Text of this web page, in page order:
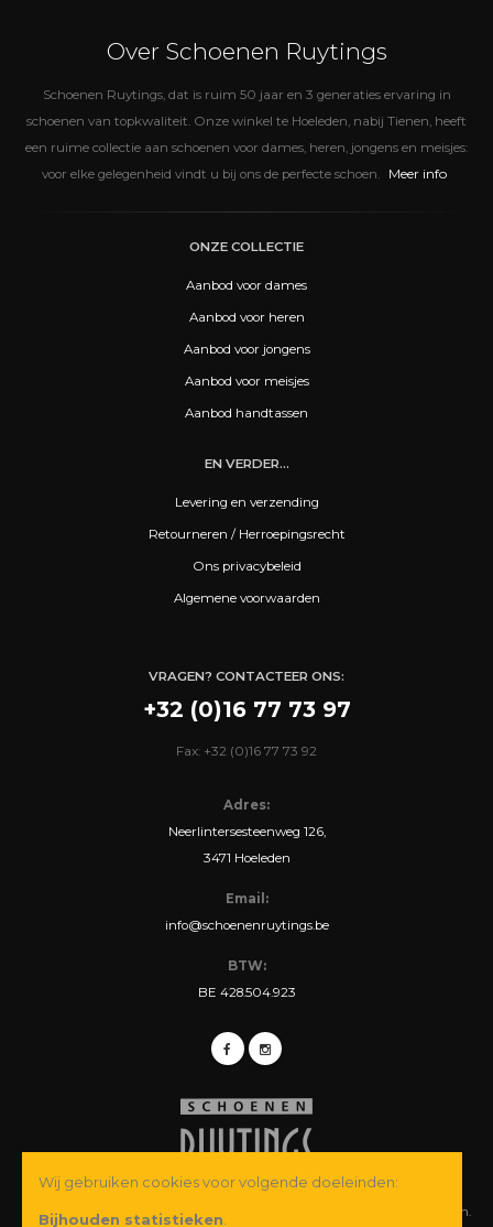
Over Schoenen Ruytings
Schoenen Ruytings, dat is ruim 50 jaar en 3 generaties ervaring in
schoenen van topkwaliteit. Onze winkel te Hoeleden, nabij Tienen, heeft
een ruime collectie aan schoenen voor dames, heren, jongens en meisjes:
voor elke gelegenheid vindt u bij ons de perfecte schoen.
Meer info
ONZE COLLECTIE
Aanbod voor dames
Aanbod voor heren
Aanbod voor jongens
Aanbod voor meisjes
Aanbod handtassen
EN VERDER...
Levering en verzending
Retourneren / Herroepingsrecht
Ons privacybeleid
Algemene voorwaarden
VRAGEN? CONTACTEER ONS:
+32 (0)16 77 73 97
Fax: +32 (0)16 77 73 92
Adres:
Neerlintersesteenweg 126,
3471 Hoeleden
Email:
info@schoenenruytings.be
BTW:
BE 428.504.923
© Copyright 2026 Schoenen Ruytings BVBA. Alle rechten voorbehouden.
Wij gebruiken cookies voor volgende doeleinden:
Bijhouden statistieken